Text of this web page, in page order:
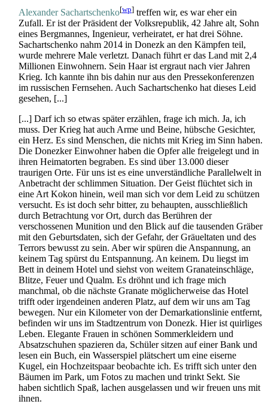
Alexander Sachartschenko[wp] treffen wir, es war eher ein
Zufall. Er ist der Präsident der Volksrepublik, 42 Jahre alt, Sohn
eines Bergmannes, Ingenieur, verheiratet, er hat drei Söhne.
Sachartschenko nahm 2014 in Donezk an den Kämpfen teil,
wurde mehrere Male verletzt. Danach führt er das Land mit 2,4
Millionen Einwohnern. Sein Haar ist ergraut nach vier Jahren
Krieg. Ich kannte ihn bis dahin nur aus den Pressekonferenzen
im russischen Fernsehen. Auch Sachartschenko hat dieses Leid
gesehen, [...]
[...] Darf ich so etwas später erzählen, frage ich mich. Ja, ich
muss. Der Krieg hat auch Arme und Beine, hübsche Gesichter,
ein Herz. Es sind Menschen, die nichts mit Krieg im Sinn haben.
Die Donezker Einwohner haben die Opfer alle freigelegt und in
ihren Heimatorten begraben. Es sind über 13.000 dieser
traurigen Orte. Für uns ist es eine unverständliche Parallelwelt in
Anbetracht der schlimmen Situation. Der Geist flüchtet sich in
eine Art Kokon hinein, weil man sich vor dem Leid zu schützen
versucht. Es ist doch sehr bitter, zu behaupten, ausschließlich
durch Betrachtung vor Ort, durch das Berühren der
verschossenen Munition und den Blick auf die tausenden Gräber
mit den Geburtsdaten, sich der Gefahr, der Gräueltaten und des
Terrors bewusst zu sein. Aber wir spüren die Anspannung, an
keinem Tag spürst du Entspannung. An keinem. Du liegst im
Bett in deinem Hotel und siehst von weitem Granat­einschläge,
Blitze, Feuer und Qualm. Es dröhnt und ich frage mich
manchmal, ob die nächste Granate möglicherweise das Hotel
trifft oder irgendeinen anderen Platz, auf dem wir uns am Tag
bewegen. Nur ein Kilometer von der Demarkationslinie entfernt,
befinden wir uns im Stadtzentrum von Donezk. Hier ist quirliges
Leben. Elegante Frauen in schönen Sommerkleidern und
Absatzschuhen spazieren da, Schüler sitzen auf einer Bank und
lesen ein Buch, ein Wasserspiel plätschert um eine eiserne
Kugel, ein Hochzeitspaar beobachte ich. Es trifft sich unter den
Bäumen im Park, um Fotos zu machen und trinkt Sekt. Sie
haben sichtlich Spaß, lachen ausgelassen und wir freuen uns mit
ihnen.